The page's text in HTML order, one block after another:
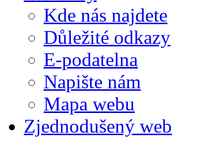
Kde nás najdete
Důležité odkazy
E-podatelna
Napište nám
Mapa webu
Zjednodušený web